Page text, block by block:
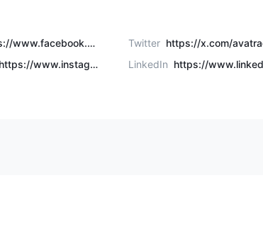
https://www.facebook.com/AvaTradeTWN, https://www.facebook.com/AvaTradeDE/?_gl=1*1xtstrl*_gcl_au*NTUxNzYwODgyLjE3NDAwMjA2NDE., https://www.facebook.com/AvatradePT, https://www.facebook.com/AvatradeLATAM, https://www.facebook.com/AvatradeAR, https://www.facebook.com/AvatradeIT, https://www.facebook.com/profile.php?id=61554650211779, hhttps://www.facebook.com/AvaTradeOfficial Twitter https://x.com/
https://www.instagram.com/avatrade.chinese/, https://www.instagram.com/avatradekorea, https://www.instagram.com/avatradeofficial/ LinkedIn https://